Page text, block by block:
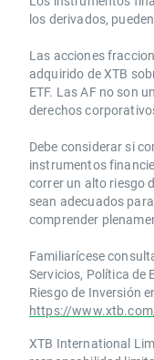
los derivados,
Las acciones
adquirido de XTB
ETF. Las AF no son
derechos
Debe considerar si
instrumentos
correr un alto riesgo
sean adecuados
comprender
Familiarícese
Servicios, Política de
Riesgo de Inversión
https://
XTB International